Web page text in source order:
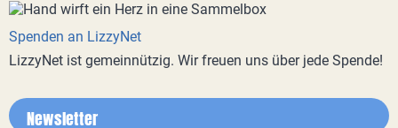
Spenden an LizzyNet
LizzyNet ist gemeinnützig. Wir freuen uns über jede Spende!
Newsletter